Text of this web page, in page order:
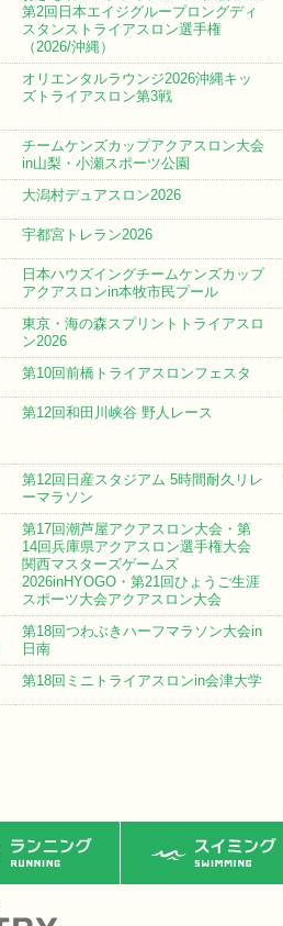
第2回日本エイジグループロングディ
スタンストライアスロン選手権
（2026/沖縄）
オリエンタルラウンジ2026沖縄キッ
ズトライアスロン第3戦
チームケンズカップアクアスロン大会
in山梨・小瀬スポーツ公園
大潟村デュアスロン2026
宇都宮トレラン2026
日本ハウズイングチームケンズカップ
アクアスロンin本牧市民プール
東京・海の森スプリントトライアスロ
ン2026
第10回前橋トライアスロンフェスタ
第12回和田川峡谷 野人レース
第12回日産スタジアム 5時間耐久リレ
ーマラソン
第17回潮芦屋アクアスロン大会・第
14回兵庫県アクアスロン選手権大会
関西マスターズゲームズ
2026inHYOGO・第21回ひょうご生涯
スポーツ大会アクアスロン大会
第18回つわぶきハーフマラソン大会in
日南
第18回ミニトライアスロンin会津大学
ランニング スイミング